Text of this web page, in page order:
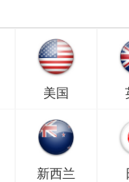
美国
新西兰